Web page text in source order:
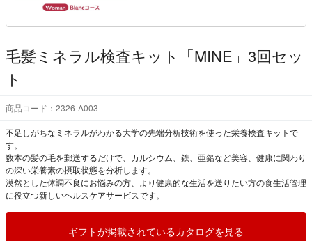
毛髪ミネラル検査キット「MINE」3回セッ
ト
商品コード：2326-A003
不足しがちなミネラルがわかる大学の先端分析技術を使った栄養検査キットで
す。
数本の髪の毛を郵送するだけで、カルシウム、鉄、亜鉛など美容、健康に関わり
の深い栄養素の摂取状態を分析します。
漠然とした体調不良にお悩みの方、より健康的な生活を送りたい方の食生活管理
に役立つ新しいヘルスケアサービスです。
ギフトが掲載されているカタログを見る